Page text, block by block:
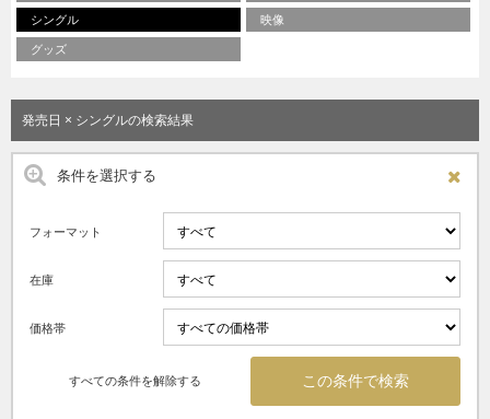
シングル 映像
グッズ
発売日 × シングルの検索結果
条件を選択する
フォーマット
在庫
価格帯
すべての条件を解除する